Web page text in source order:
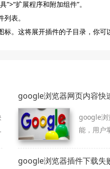
扩展程序和附加组件”。
表。
。这将展开插件的子目录，你可
google浏览器网页内容快
google浏
能，用户
google浏览器插件下载失